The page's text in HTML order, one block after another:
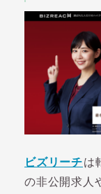
ビズリーチは
の非公開求人